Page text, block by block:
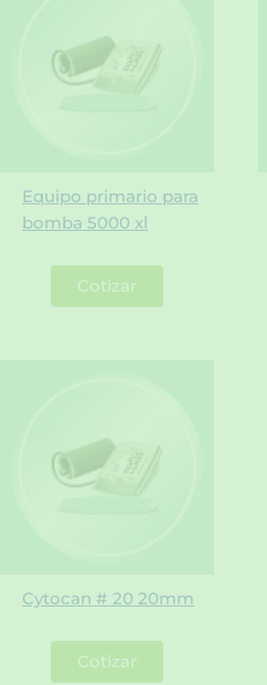
Equipo primario para
bomba 5000 xl
Cotizar
Cytocan # 20 20mm
Cotizar